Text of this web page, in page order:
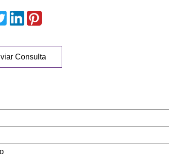
Consulta